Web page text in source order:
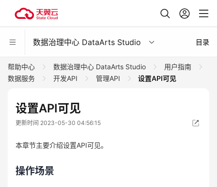
数据治理中心 DataArts Studio 目录
帮助中心 数据治理中心 DataArts Studio
用户指南
数据服务
开发API 管理API 设置API可见
设置API可见
更新时间 2023-05-30 04:56:15
本章节主要介绍设置API可见。
操作场景